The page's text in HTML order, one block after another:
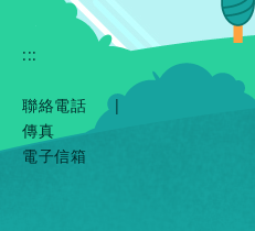
:::
聯絡電話
|
傳真
電子信箱